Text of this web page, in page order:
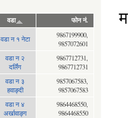
वडा फोन नं.
वडा न १ नेटा
9867199900,
9857072601
वडा न २
दर्लिंग
9867712731,
9867712731
वडा न ३
हवाङ्दी
9857067583,
9857067583
वडा न‍ ४
अर्खावाङ्ग
9864468550,
9864468550